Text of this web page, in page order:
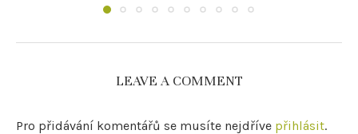
LEAVE A COMMENT
Pro přidávání komentářů se musíte nejdříve přihlásit.